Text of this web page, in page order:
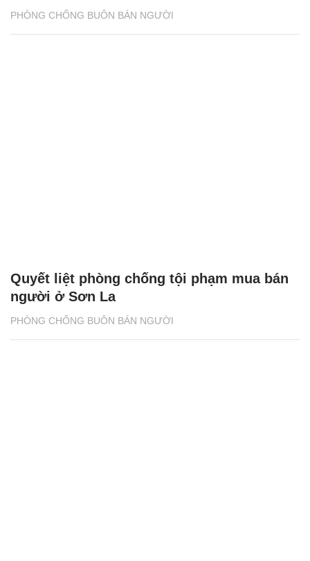
PHÒNG CHỐNG BUÔN BÁN NGƯỜI
PHÒNG CHỐNG BUÔN BÁN NGƯỜI
Quyết liệt phòng chống tội phạm mua bán
người ở Sơn La